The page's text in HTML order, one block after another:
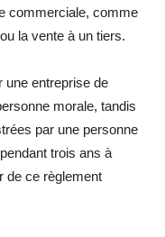
commerciale, comme
la vente à un tiers.
une entreprise de
morale, tandis
par une personne
trois ans à
de ce règlement